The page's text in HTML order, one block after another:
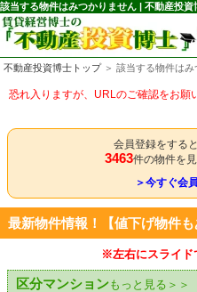
該当する物件はみつかりません | 不動産投資
不動産投資博士トップ＞ 該当する物件はみ
恐れ入りますが、URLのご確認をお願
会員登録をする
3463件の物件を
＞今すぐ会
最新物件情報！【値下げ物件も
※左右にスライド
区分マンションもっと見る＞＞